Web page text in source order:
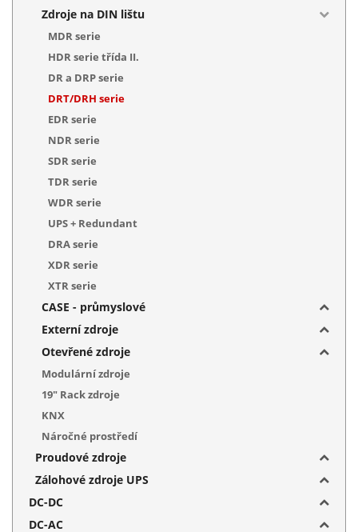
Zdroje na DIN lištu
MDR serie
HDR serie třída II.
DR a DRP serie
DRT/DRH serie
EDR serie
NDR serie
SDR serie
TDR serie
WDR serie
UPS + Redundant
DRA serie
XDR serie
XTR serie
CASE - průmyslové
Externí zdroje
Otevřené zdroje
Modulární zdroje
19" Rack zdroje
KNX
Náročné prostředí
Proudové zdroje
Zálohové zdroje UPS
DC-DC
DC-AC